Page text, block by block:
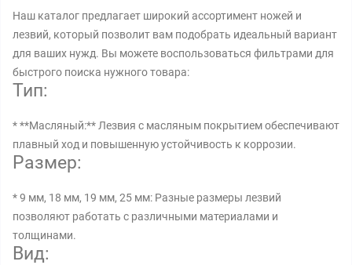
Наш каталог предлагает широкий ассортимент ножей и
лезвий, который позволит вам подобрать идеальный вариант
для ваших нужд. Вы можете воспользоваться фильтрами для
быстрого поиска нужного товара:
Тип:
* **Масляный:** Лезвия с масляным покрытием обеспечивают
плавный ход и повышенную устойчивость к коррозии.
Размер:
* 9 мм, 18 мм, 19 мм, 25 мм: Разные размеры лезвий
позволяют работать с различными материалами и
толщинами.
Вид: